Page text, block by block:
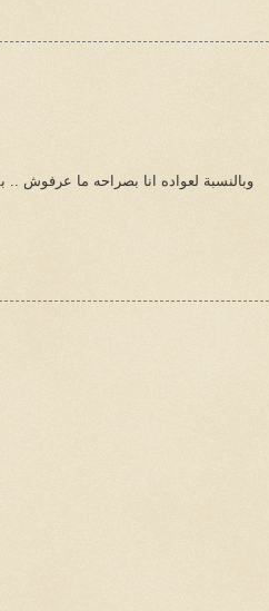
وبالنسبة لعواده انا بصراحه ما عرفوش